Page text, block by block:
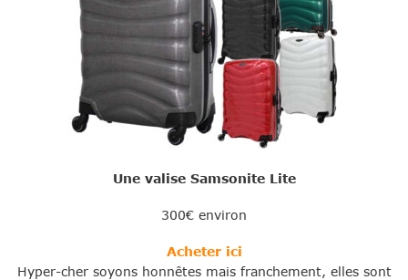
Une valise Samsonite Lite
300€ environ
Acheter ici
Hyper-cher soyons honnêtes mais franchement, elles sont